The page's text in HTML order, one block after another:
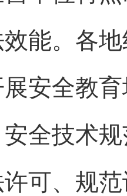
能。各
安全教
全技术
可、规